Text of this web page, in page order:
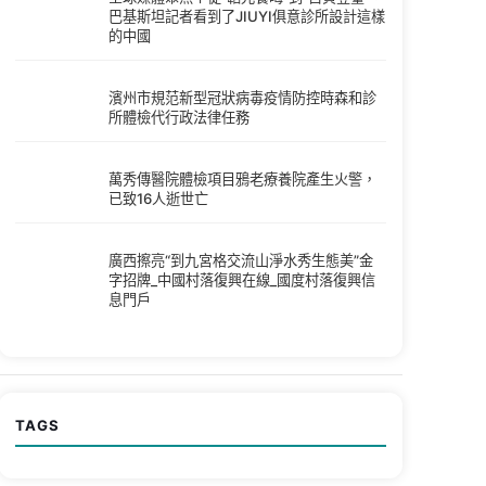
巴基斯坦記者看到了JIUYI俱意診所設計這樣
的中國
濱州市規范新型冠狀病毒疫情防控時森和診
所體檢代行政法律任務
萬秀傳醫院體檢項目鴉老療養院產生火警，
已致16人逝世亡
廣西擦亮“到九宮格交流山淨水秀生態美”金
字招牌_中國村落復興在線_國度村落復興信
息門戶
TAGS